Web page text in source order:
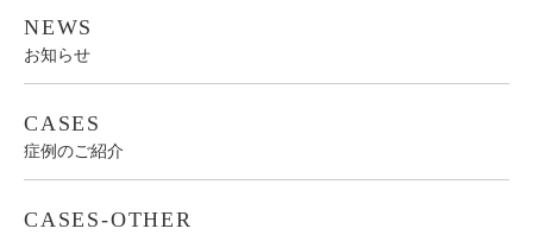
NEWS
お知らせ
CASES
症例のご紹介
CASES-OTHER